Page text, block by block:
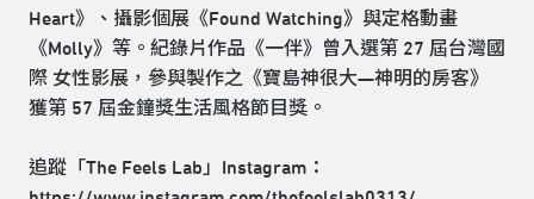
Heart》、攝影個展《Found Watching》與定格動畫
《Molly》等。紀錄片作品《一伴》曾入選第 27 屆台灣國
際 女性影展，參與製作之《寶島神很大—神明的房客》
獲第 57 屆金鐘獎生活風格節目獎。
追蹤「The Feels Lab」Instagram：